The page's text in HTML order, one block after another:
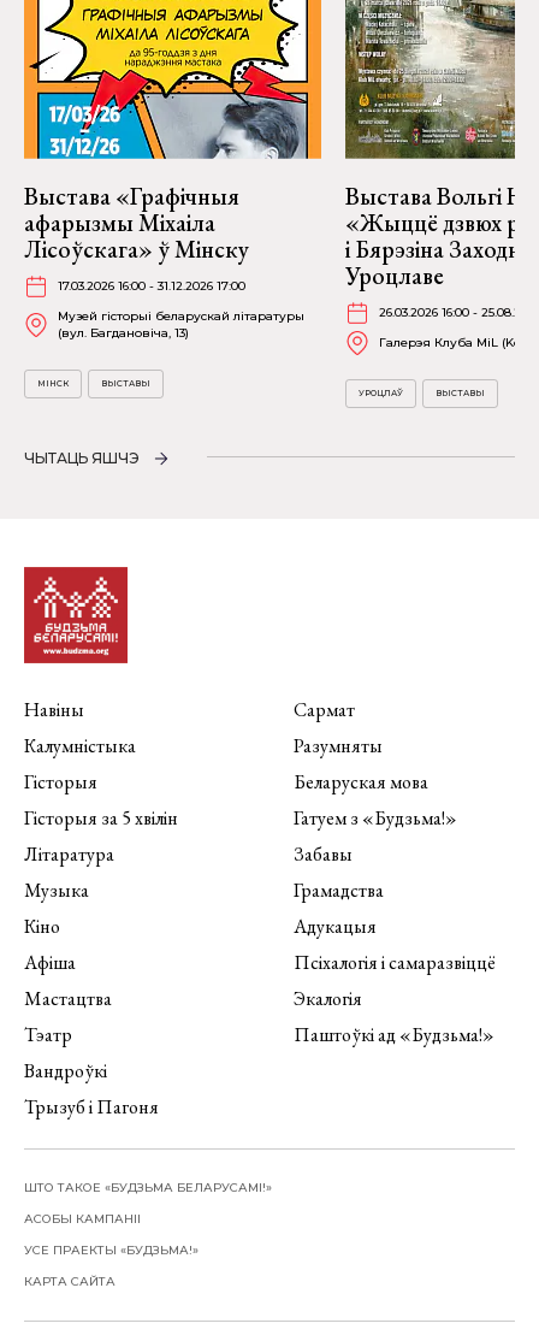
Выстава «Графічныя
афарызмы Міхаіла
Лісоўскага» ў Мінску
17.03.2026 16:00 - 31.12.2026 17:00
Музей гісторыі беларускай літаратуры
(вул. Багдановіча, 13)
МІНСК ВЫСТАВЫ
Выстава Вольгі
«Жыццё дзвюх
і Бярэзіна
Уроцлаве
26.03.2026 16:00 -
Галерэя Клуба MiL
УРОЦЛАЎ ВЫСТАВЫ
ЧЫТАЦЬ ЯШЧЭ
Навіны
Калумністыка
Гісторыя
Гісторыя за 5 хвілін
Літаратура
Музыка
Кіно
Афіша
Мастацтва
Тэатр
Вандроўкі
Трызуб і Пагоня
Сармат
Разумняты
Беларуская мова
Гатуем з «Будзьма!»
Забавы
Грамадства
Адукацыя
Псіхалогія і самаразвіццё
Экалогія
Паштоўкі ад «Будзьма!»
ШТО ТАКОЕ «БУДЗЬМА БЕЛАРУСАМІ!»
АСОБЫ КАМПАНІІ
УСЕ ПРАЕКТЫ «БУДЗЬМА!»
КАРТА САЙТА